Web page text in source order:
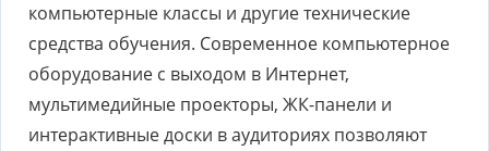
компьютерные классы и другие технические
средства обучения. Современное компьютерное
оборудование с выходом в Интернет,
мультимедийные проекторы, ЖК-панели и
интерактивные доски в аудиториях позволяют